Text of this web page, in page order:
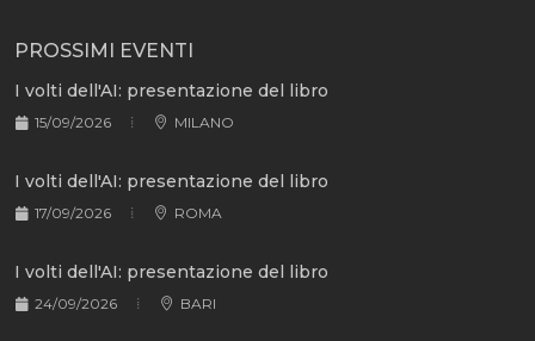
PROSSIMI EVENTI
I volti dell'AI: presentazione del libro
15/09/2026 MILANO
I volti dell'AI: presentazione del libro
17/09/2026 ROMA
I volti dell'AI: presentazione del libro
24/09/2026 BARI